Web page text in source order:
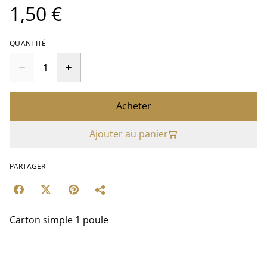
1,50 €
QUANTITÉ
Acheter
Ajouter au panier
PARTAGER
Carton simple 1 poule